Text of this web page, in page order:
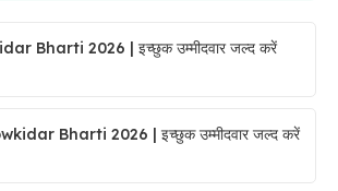
Bharti 2026 | इच्छुक उम्मीदवार जल्द करें
Bharti 2026 | इच्छुक उम्मीदवार जल्द करें